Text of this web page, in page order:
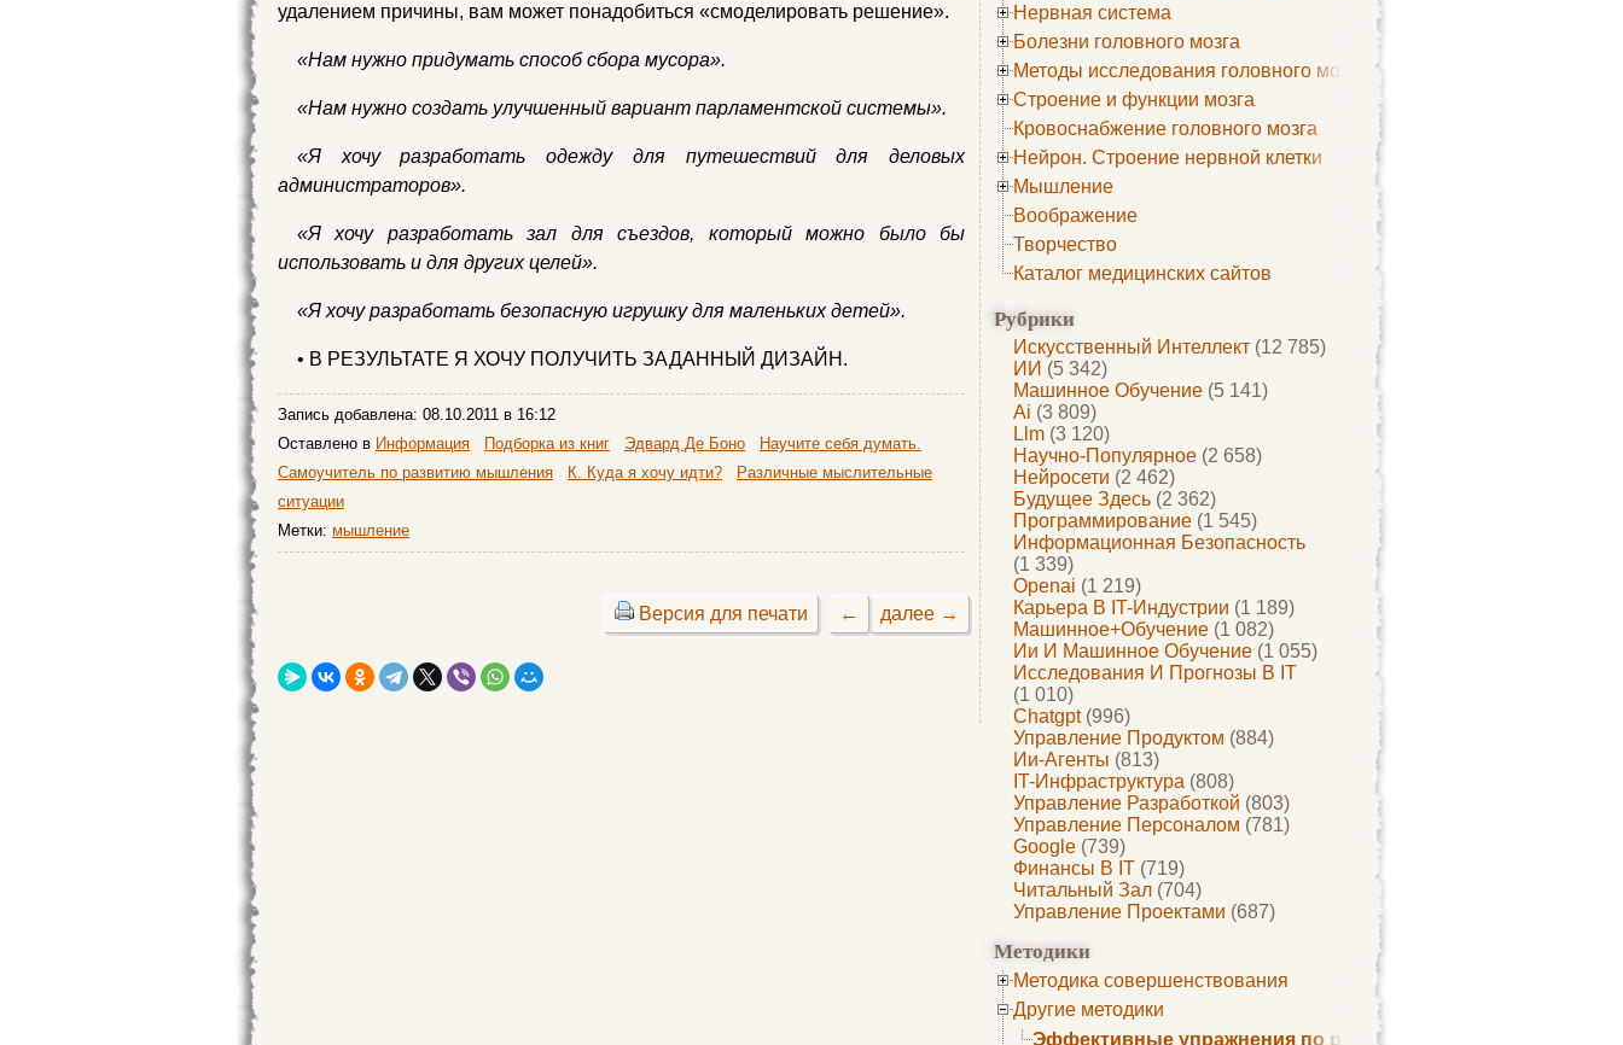
Нервная система
Болезни головного мозга
Методы исследования головного мозга
Строение и функции мозга
Кровоснабжение головного мозга
Нейрон. Строение нервной клетки
Мышление
Воображение
Творчество
Каталог медицинских сайтов
Рубрики
Искусственный Интеллект (12 785)
ИИ (5 342)
Машинное Обучение (5 141)
Ai (3 809)
Llm (3 120)
Научно-Популярное (2 658)
Нейросети (2 462)
Будущее Здесь (2 362)
Программирование (1 545)
Информационная Безопасность
(1 339)
Openai (1 219)
Карьера В IT-Индустрии (1 189)
Машинное+обучение (1 082)
Ии И Машинное Обучение (1 055)
Исследования И Прогнозы В IT
(1 010)
Chatgpt(996)
Управление Продуктом (884)
Ии-Агенты (813)
IT-Инфраструктура (808)
Управление Разработкой (803)
Управление Персоналом (781)
Google (739)
Финансы В IT (719)
Читальный Зал (704)
Управление Проектами (687)
Методики
Методика совершенствования
Другие методики
Эффективные упражнения по развитию памяти
удалением причины, вам может понадобиться «смоделировать решение».
«Нам нужно придумать способ сбора мусора».
«Нам нужно создать улучшенный вариант парламентской системы».
«Я хочу разработать одежду для путешествий для деловых
администраторов».
«Я хочу разработать зал для съездов, который можно было бы
использовать и для других целей».
«Я хочу разработать безопасную игрушку для маленьких детей».
• В РЕЗУЛЬТАТЕ Я ХОЧУ ПОЛУЧИТЬ ЗАДАННЫЙ ДИЗАЙН.
Запись добавлена: 08.10.2011 в 16:12
Оставлено в Информация Подборка из книг Эдвард Де Боно
Научите себя думать.
Самоучитель по развитию мышления
К. Куда я хочу идти?
Различные мыслительные
ситуации
Метки: мышление
далее →
←
Версия для печати